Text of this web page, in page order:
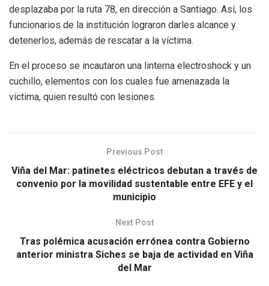
desplazaba por la ruta 78, en dirección a Santiago. Así, los
funcionarios de la institución lograron darles alcance y
detenerlos, además de rescatar a la víctima.
En el proceso se incautaron una linterna electroshock y un
cuchillo, elementos con los cuales fue amenazada la
víctima, quien resultó con lesiones.
Previous Post
Viña del Mar: patinetes eléctricos debutan a través de
convenio por la movilidad sustentable entre EFE y el
municipio
Next Post
Tras polémica acusación errónea contra Gobierno
anterior ministra Siches se baja de actividad en Viña
del Mar